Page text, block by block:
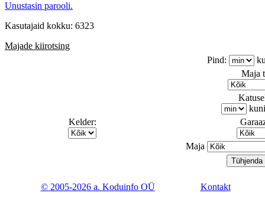
Unustasin parooli.
Kasutajaid kokku: 6323
Majade kiirotsing
Pind:
Maja
Kelder:
Maja
© 2005-2026 a. Koduinfo OÜ Kontakt